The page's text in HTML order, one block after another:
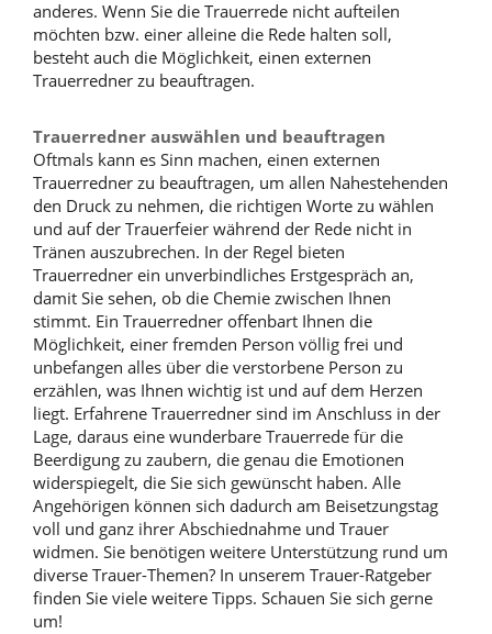
anderes. Wenn Sie die Trauerrede nicht aufteilen
möchten bzw. einer alleine die Rede halten soll,
besteht auch die Möglichkeit, einen externen
Trauerredner zu beauftragen.
Trauerredner auswählen und beauftragen
Oftmals kann es Sinn machen, einen externen
Trauerredner zu beauftragen, um allen Nahestehenden
den Druck zu nehmen, die richtigen Worte zu wählen
und auf der Trauerfeier während der Rede nicht in
Tränen auszubrechen. In der Regel bieten
Trauerredner ein unverbindliches Erstgespräch an,
damit Sie sehen, ob die Chemie zwischen Ihnen
stimmt. Ein Trauerredner offenbart Ihnen die
Möglichkeit, einer fremden Person völlig frei und
unbefangen alles über die verstorbene Person zu
erzählen, was Ihnen wichtig ist und auf dem Herzen
liegt. Erfahrene Trauerredner sind im Anschluss in der
Lage, daraus eine wunderbare Trauerrede für die
Beerdigung zu zaubern, die genau die Emotionen
widerspiegelt, die Sie sich gewünscht haben. Alle
Angehörigen können sich dadurch am Beisetzungstag
voll und ganz ihrer Abschiednahme und Trauer
widmen. Sie benötigen weitere Unterstützung rund um
diverse Trauer-Themen? In unserem Trauer-Ratgeber
finden Sie viele weitere Tipps. Schauen Sie sich gerne
um!